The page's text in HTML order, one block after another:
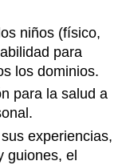
niños (físico,
para
los dominios.
para la salud a
experiencias,
guiones, el